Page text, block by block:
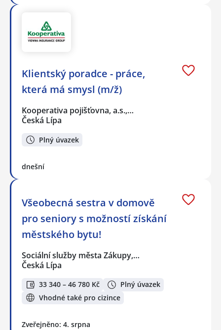
Klientský poradce - práce,
která má smysl (m/ž)
Kooperativa pojišťovna, a.s.,…
Česká Lípa
Plný úvazek
dnešní
Všeobecná sestra v domově
pro seniory s možností získání
městského bytu!
Sociální služby města Zákupy,…
Česká Lípa
33 340 – 46 780 Kč
Plný úvazek
Vhodné také pro cizince
Zveřejněno: 4. srpna